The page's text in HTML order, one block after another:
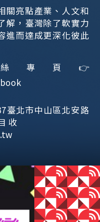
關亮點產業、人文和
解，臺灣除了軟實力
進而達成更深化彼此
專頁👉
臺北市中山區北安路
收